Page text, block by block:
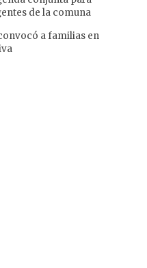
de la comuna
a familias en